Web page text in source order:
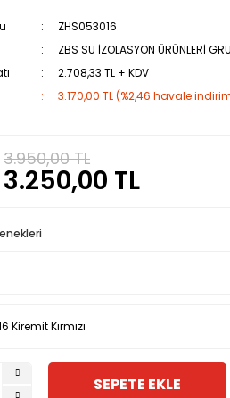
ZHS053016
ZBS SU İZOLASYON ÜRÜNLERİ
2.708,33 TL + KDV
3.170,00 TL (%2,46 havale
3.950,00 TL
3.250,00 TL
SEPETE EKLE